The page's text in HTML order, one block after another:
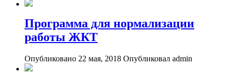
Программа для нормализации
работы ЖКТ
Опубликовано 22 мая, 2018 Опубликовал admin